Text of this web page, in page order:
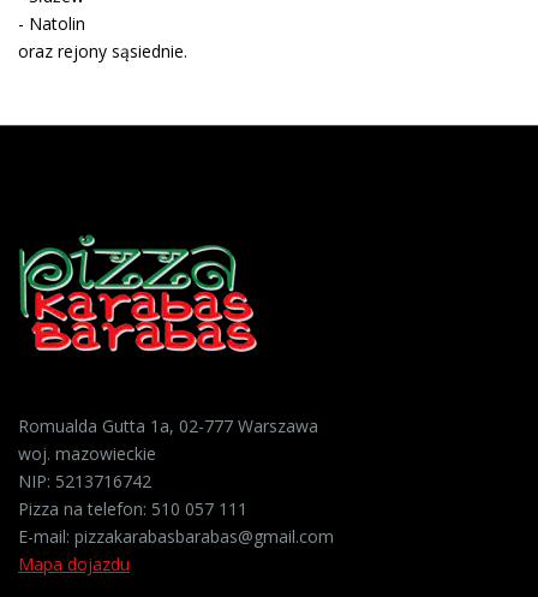
- Natolin
oraz rejony sąsiednie.
Romualda Gutta 1a, 02-777 Warszawa
woj. mazowieckie
NIP: 5213716742
Pizza na telefon: 510 057 111
E-mail: pizzakarabasbarabas@gmail.com
Mapa dojazdu